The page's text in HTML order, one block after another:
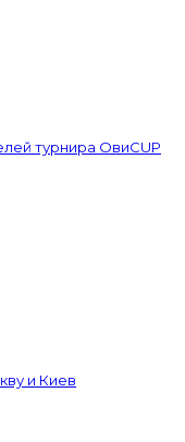
турнира ОвиCUP
и Киев